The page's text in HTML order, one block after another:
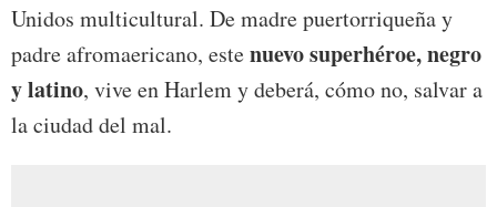
Unidos multicultural. De madre puertorriqueña y
padre afromaericano, estenuevo superhéroe, negro
y latino, vive en Harlem y deberá, cómo no, salvar a
la ciudad del mal.